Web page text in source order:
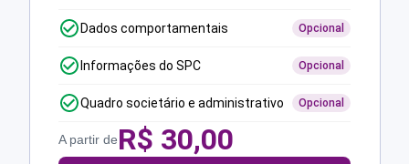
Dados comportamentais Opcional
Informações do SPC Opcional
Quadro societário e administrativo Opcional
A partir deR$ 30,00